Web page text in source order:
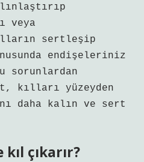
veya
sertleşip
endişeleriniz
sorunlardan
yüzeyden
daha kalın ve sert
çıkarır?